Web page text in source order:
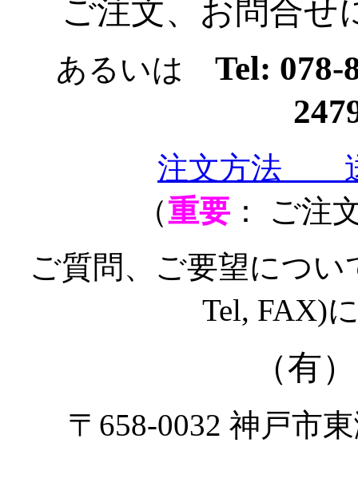
ご注文、お問合せ
あるいは Tel:
注文方法
（重要： ご注
ご質問、ご要望につ
Tel, FAX)
（有
〒658-0032 神戸市